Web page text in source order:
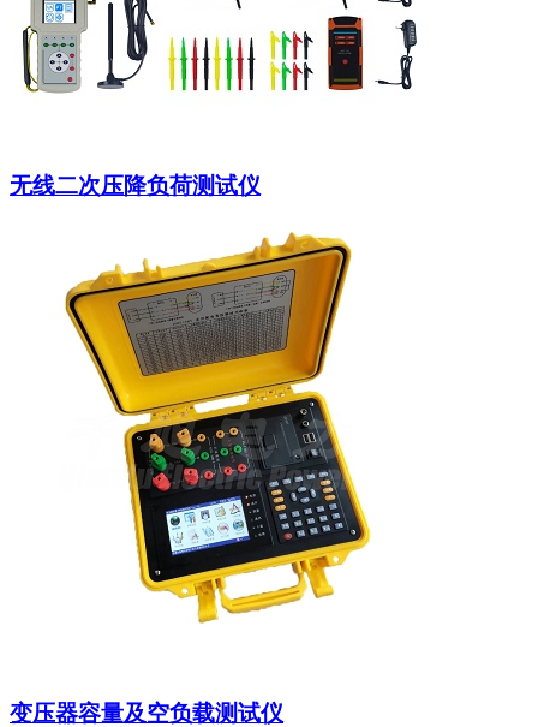
无线二次压降负荷测试仪
变压器容量及空负载测试仪